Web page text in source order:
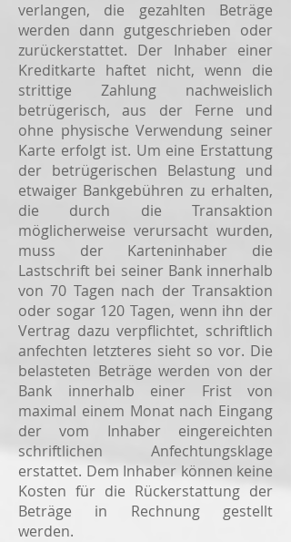
verlangen, die gezahlten Beträge
werden dann gutgeschrieben oder
zurückerstattet. Der Inhaber einer
Kreditkarte haftet nicht, wenn die
strittige Zahlung nachweislich
betrügerisch, aus der Ferne und
ohne physische Verwendung seiner
Karte erfolgt ist. Um eine Erstattung
der betrügerischen Belastung und
etwaiger Bankgebühren zu erhalten,
die durch die Transaktion
möglicherweise verursacht wurden,
muss der Karteninhaber die
Lastschrift bei seiner Bank innerhalb
von 70 Tagen nach der Transaktion
oder sogar 120 Tagen, wenn ihn der
Vertrag dazu verpflichtet, schriftlich
anfechten letzteres sieht so vor. Die
belasteten Beträge werden von der
Bank innerhalb einer Frist von
maximal einem Monat nach Eingang
der vom Inhaber eingereichten
schriftlichen Anfechtungsklage
erstattet. Dem Inhaber können keine
Kosten für die Rückerstattung der
Beträge in Rechnung gestellt
werden.